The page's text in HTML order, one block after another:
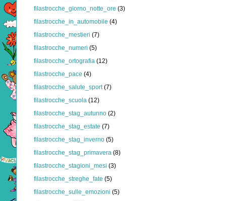
filastrocche_giorno_notte_ore (3)
filastrocche_in_automobile (4)
filastrocche_mestieri (7)
filastrocche_numeri (5)
filastrocche_ortografia (12)
filastrocche_pace (4)
filastrocche_salute_sport (7)
filastrocche_scuola (12)
filastrocche_stag_autunno (2)
filastrocche_stag_estate (7)
filastrocche_stag_inverno (5)
filastrocche_stag_primavera (8)
filastrocche_stagioni_mesi (3)
filastrocche_streghe_fate (5)
filastrocche_sulle_emozioni (5)